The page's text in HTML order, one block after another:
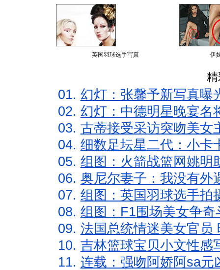
英国羽球选手写真 伊
01. 幻灯：张馨予新写真曝
02. 幻灯：中德明星晚宴名
03. 古蒂接受采访突吻美女
04. 细数足坛星二代：小卡
05. 组图：火箭战篮网姚明
06. 奥尼尔妻子：我没有外
07. 组图：英国羽球选手拍
08. 组图：F1围场美女争
09. 法国总统情迷美女官员
10. 吉林篮球宝贝小文性感
11. 连载：强吻阿娇阿sa元